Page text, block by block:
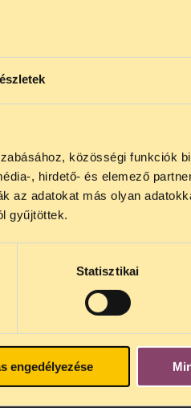
közösségi funkciók
, hirdető- és elemező
az adatokat más olyan
gyűjtöttek.
Statisztikai
engedélyezése
SZÜNET!
telefonos jogsegélyünk
telefonos jogsegély
jogsegely@tasz.hu